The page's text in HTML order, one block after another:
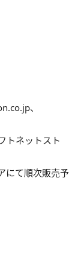
、
トネットスト
にて順次販売予